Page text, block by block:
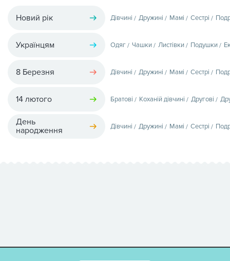
Новий рік Дівчині Дружині Мамі Сестрі
Українцям Одяг Чашки Листівки Подушки
8 Березня Дівчині Дружині Мамі Сестрі
14 лютого Братові Коханій дівчині Другові
День
народження
Дівчині Дружині Мамі Сестрі